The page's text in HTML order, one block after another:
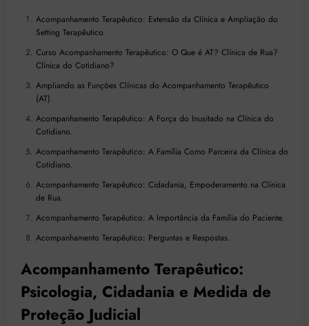
Acompanhamento Terapêutico: Extensão da Clínica e Ampliação do
Setting Terapêutico.
Curso Acompanhamento Terapêutico: O Que é AT? Clínica de Rua?
Clínica do Cotidiano?
Ampliando as Funções Clínicas do Acompanhamento Terapêutico
(AT).
Acompanhamento Terapêutico: A Força do Inusitado na Clínica do
Cotidiano.
Acompanhamento Terapêutico: A Família Como Parceira da Clínica do
Cotidiano.
Acompanhamento Terapêutico: Cidadania, Empoderamento na Clínica
de Rua.
Acompanhamento Terapêutico: A Importância da Família do Paciente.
Acompanhamento Terapêutico: Perguntas e Respostas.
Acompanhamento Terapêutico:
Psicologia, Cidadania e Medida de
Proteção Judicial